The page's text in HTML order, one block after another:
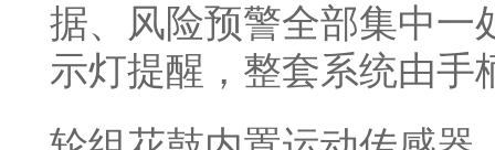
据、风险预警全部集中一
示灯提醒，整套系统由手